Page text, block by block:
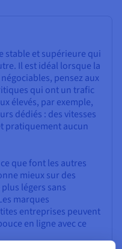
stable et supérieure qui
Il est idéal lorsque la
pensez aux
qui ont un trafic
élevés, par exemple,
dédiés : des vitesses
pratiquement aucun
que font les autres
mieux sur des
légers sans
marques
entreprises peuvent
en ligne avec ce